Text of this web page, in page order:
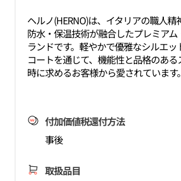
ヘルノ(HERNO)は、イタリアの職人
防水・保温技術が融合したプレミア
ランドです。軽やかで優雅なシルエ
コートを通じて、機能性と品格のあ
時に求めるお客様から愛されています。
付加価値税還付方法
事後
取扱品目